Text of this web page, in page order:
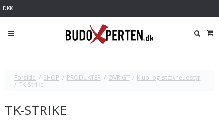
DKK
Forside / SHOP / PRODUKTER / ØVRIGT / Klub -og stævneudstyr
/ TK-Strike
TK-STRIKE